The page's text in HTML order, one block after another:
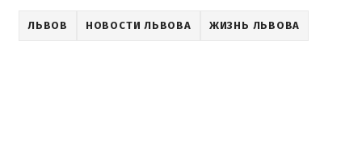
ЛЬВОВ НОВОСТИ ЛЬВОВА ЖИЗНЬ ЛЬВОВА